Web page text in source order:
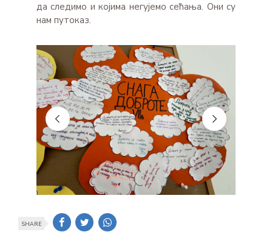
да следимо и којима негујемо сећања. Они су
нам путоказ.
SHARE